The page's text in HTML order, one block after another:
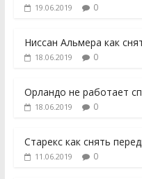
19.06.2019 0
Ниссан Альмера как
18.06.2019 0
Орландо не работает
18.06.2019 0
Старекс как снять
11.06.2019 0